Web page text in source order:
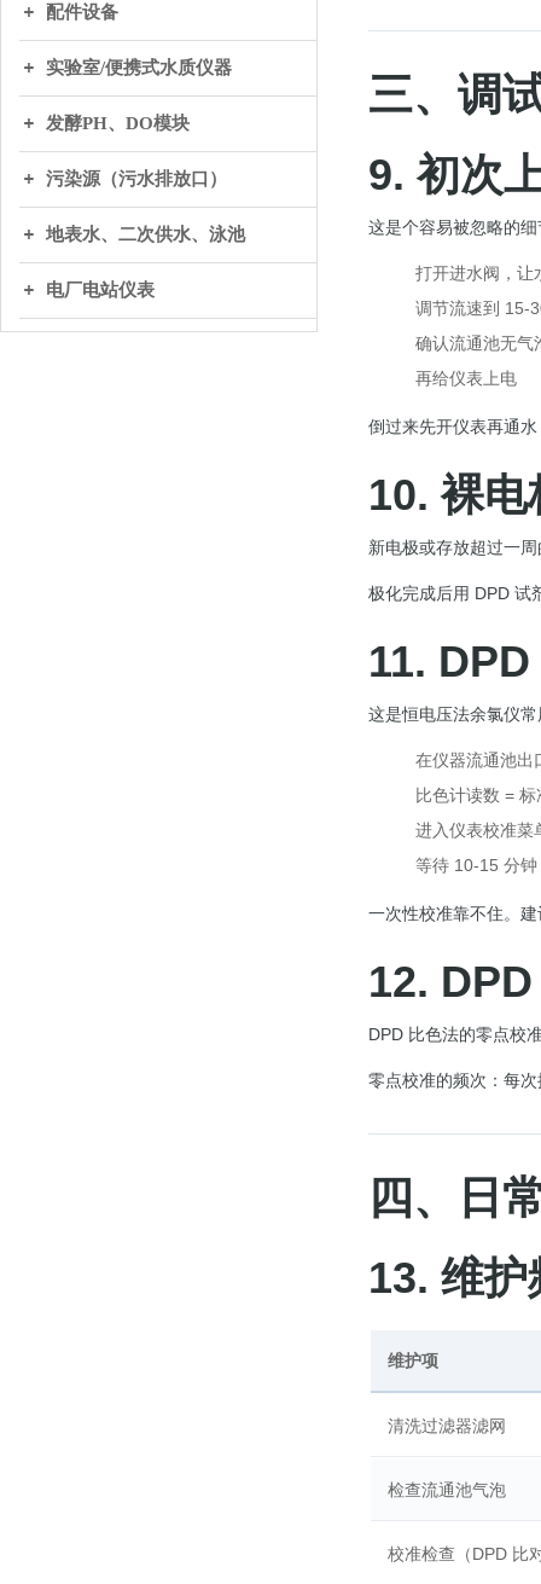
配件设备
实验室/便携式水质仪器
发酵PH、DO模块
污染源（污水排放口）
地表水、二次供水、泳池
电厂电站仪表
三、调
9. 初次
这是个容易被忽略的
打开进水阀，让
调节流速到 15-
确认流通池无气
再给仪表上电
倒过来先开仪表再通
10. 裸
新电极或存放超过一
极化完成后用 DPD 试
11.
这是恒电压法余氯仪
在仪器流通池出
比色计读数 = 标
进入仪表校准菜
等待 10-15 分
一次性校准靠不住。
12.
DPD 比色法的零点校
零点校准的频次：每
四、日
13. 维护
维护项
清洗过滤器滤网
检查流通池气泡
校准检查（DPD 比